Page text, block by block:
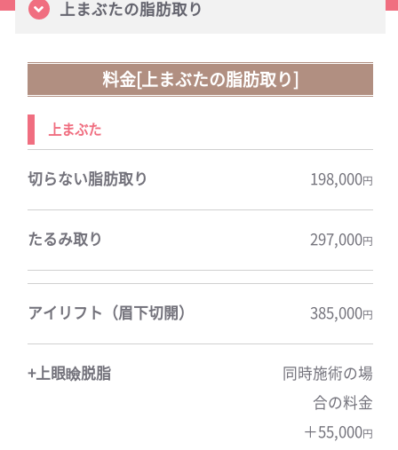
上まぶたの脂肪取り
料金[上まぶたの脂肪取り]
上まぶた
切らない脂肪取り 198,000円
たるみ取り 297,000円
アイリフト（眉下切開） 385,000円
+上眼瞼脱脂
同時施術の場
合の料金
＋55,000円